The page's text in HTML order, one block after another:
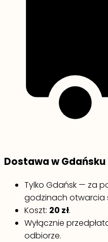
Dostawa w Gdańsku
Tylko Gdańsk — za
godzinach otwarcia
Koszt: 20 zł.
Wyłącznie
odbiorze.